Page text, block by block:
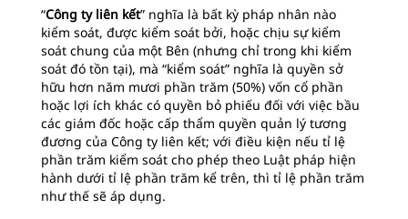
“Công ty liên kết” nghĩa là bất kỳ pháp nhân nào
kiểm soát, được kiểm soát bởi, hoặc chịu sự kiểm
soát chung của một Bên (nhưng chỉ trong khi kiểm
soát đó tồn tại), mà “kiểm soát” nghĩa là quyền sở
hữu hơn năm mươi phần trăm (50%) vốn cổ phần
hoặc lợi ích khác có quyền bỏ phiếu đối với việc bầu
các giám đốc hoặc cấp thẩm quyền quản lý tương
đương của Công ty liên kết; với điều kiện nếu tỉ lệ
phần trăm kiểm soát cho phép theo Luật pháp hiện
hành dưới tỉ lệ phần trăm kể trên, thì tỉ lệ phần trăm
như thế sẽ áp dụng.